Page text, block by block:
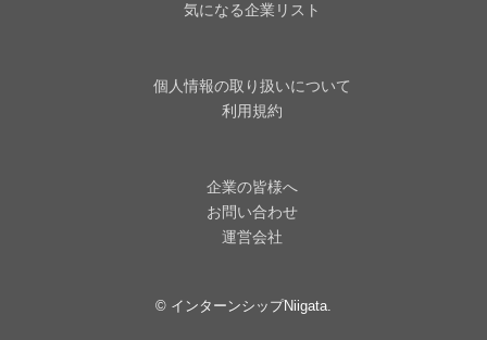
気になる企業リスト
個人情報の取り扱いについて
利用規約
企業の皆様へ
お問い合わせ
運営会社
© インターンシップNiigata.